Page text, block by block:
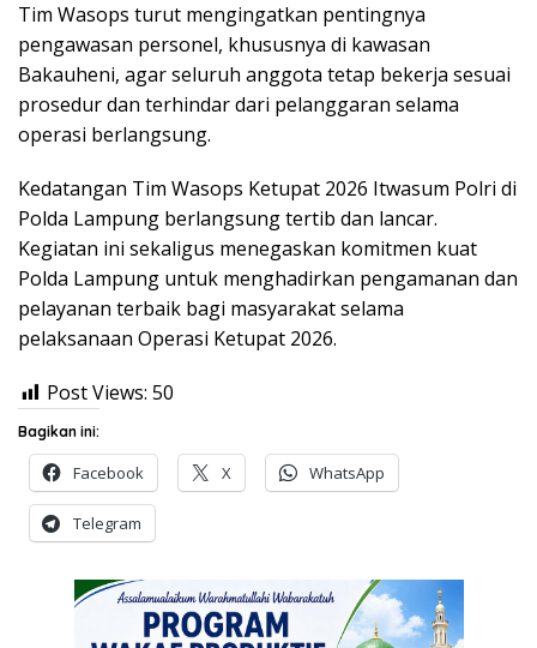
Tim Wasops turut mengingatkan pentingnya
pengawasan personel, khususnya di kawasan
Bakauheni, agar seluruh anggota tetap bekerja sesuai
prosedur dan terhindar dari pelanggaran selama
operasi berlangsung.
Kedatangan Tim Wasops Ketupat 2026 Itwasum Polri di
Polda Lampung berlangsung tertib dan lancar.
Kegiatan ini sekaligus menegaskan komitmen kuat
Polda Lampung untuk menghadirkan pengamanan dan
pelayanan terbaik bagi masyarakat selama
pelaksanaan Operasi Ketupat 2026.
Post Views: 50
Bagikan ini:
Facebook X WhatsApp
Telegram